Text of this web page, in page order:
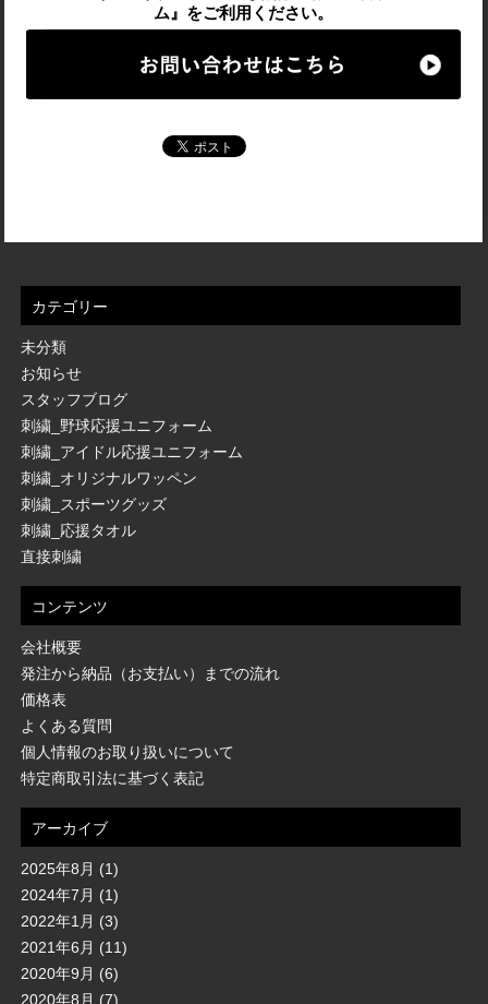
ム』をご利用ください。
カテゴリー
未分類
お知らせ
スタッフブログ
刺繍_野球応援ユニフォーム
刺繍_アイドル応援ユニフォーム
刺繍_オリジナルワッペン
刺繍_スポーツグッズ
刺繍_応援タオル
直接刺繍
コンテンツ
会社概要
発注から納品（お支払い）までの流れ
価格表
よくある質問
個人情報のお取り扱いについて
特定商取引法に基づく表記
アーカイブ
2025年8月 (1)
2024年7月 (1)
2022年1月 (3)
2021年6月 (11)
2020年9月 (6)
2020年8月 (7)